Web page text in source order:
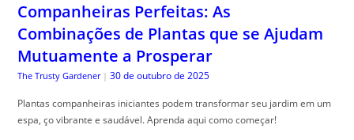
Companheiras Perfeitas: As
Combinações de Plantas que se Ajudam
Mutuamente a Prosperar
The Trusty Gardener | 30 de outubro de 2025
Plantas companheiras iniciantes podem transformar seu jardim em um
espa, ço vibrante e saudável. Aprenda aqui como começar!